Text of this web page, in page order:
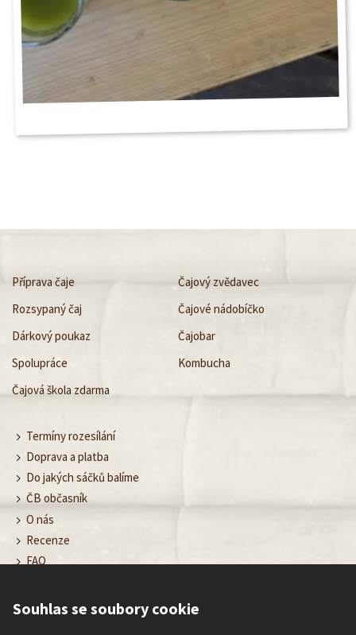
Příprava čaje
Čajový zvědavec
Rozsypaný čaj
Čajové nádobíčko
Dárkový poukaz
Čajobar
Spolupráce
Kombucha
Čajová škola zdarma
Termíny rozesílání
Doprava a platba
Do jakých sáčků balíme
ČB občasník
O nás
Recenze
FAQ
Ochrana osobních údajů
Souhlas se soubory cookie